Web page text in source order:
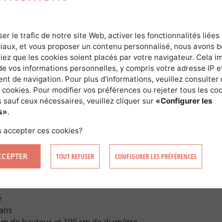
TULIPIER DE VIRGINIE
profond et étalé
vent pendant sa croissance mais elle diminue en
TULIPIER DE VIRGINIE
pur. Généralement avec d’autres feuillus ou avec
ET PRODUCTION DU TULIPIER DE
le trafic de notre site Web, activer les fonctionnalités liées
et vous proposer un contenu personnalisé, nous avons
que les cookies soient placés par votre navigateur. Cela
vos informations personnelles, y compris votre adresse IP
de navigation. Pour plus d'informations, veuillez consulter
Pour modifier vos préférences ou rejeter tous les
sauf ceux nécessaires, veuillez cliquer sur «Configurer les
.
accepter ces cookies?
TOUT REFUSER CONFIGURER LES PRÉFÉRENCES